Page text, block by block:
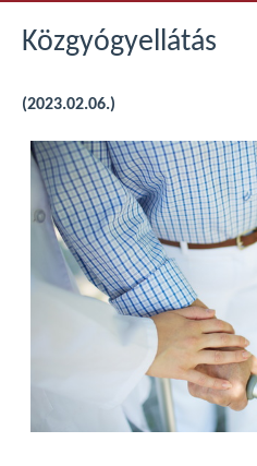
Közgyógyellátás
(2023.02.06.)